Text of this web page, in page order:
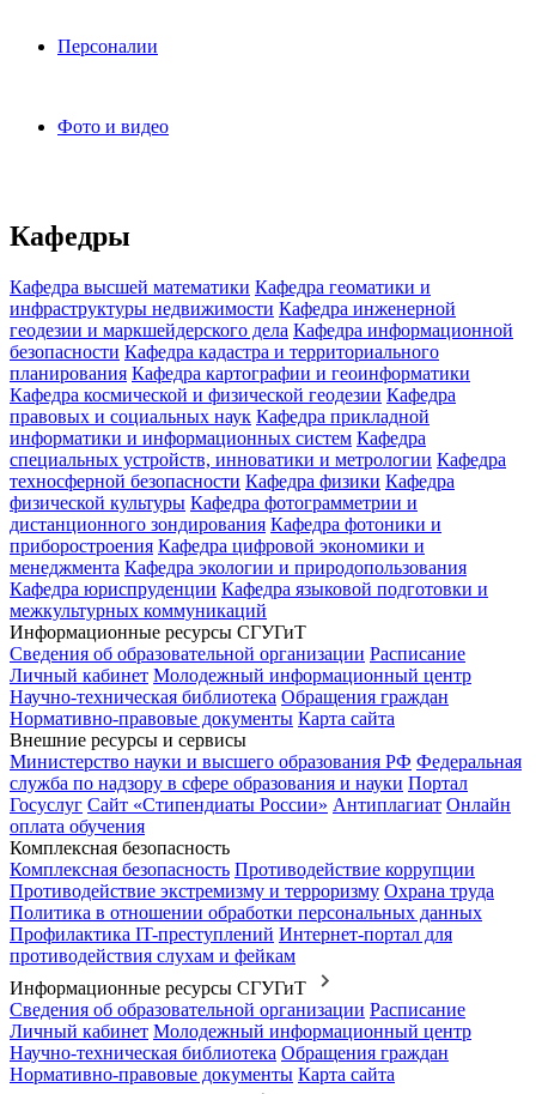
Персоналии
Фото и видео
Кафедры
Кафедра высшей математики Кафедра геоматики и
инфраструктуры недвижимости Кафедра инженерной
геодезии и маркшейдерского дела Кафедра информационной
безопасности Кафедра кадастра и территориального
планирования Кафедра картографии и геоинформатики
Кафедра космической и физической геодезии Кафедра
правовых и социальных наук Кафедра прикладной
информатики и информационных систем Кафедра
специальных устройств, инноватики и метрологии Кафедра
техносферной безопасности Кафедра физики Кафедра
физической культуры Кафедра фотограмметрии и
дистанционного зондирования Кафедра фотоники и
приборостроения Кафедра цифровой экономики и
менеджмента Кафедра экологии и природопользования
Кафедра юриспруденции Кафедра языковой подготовки и
межкультурных коммуникаций
Информационные ресурсы СГУГиТ
Сведения об образовательной организации Расписание
Личный кабинет Молодежный информационный центр
Научно-техническая библиотека Обращения граждан
Нормативно-правовые документы Карта сайта
Внешние ресурсы и сервисы
Министерство науки и высшего образования РФ Федеральная
служба по надзору в сфере образования и науки Портал
Госуслуг Сайт «Стипендиаты России» Антиплагиат Онлайн
оплата обучения
Комплексная безопасность
Комплексная безопасность Противодействие коррупции
Противодействие экстремизму и терроризму Охрана труда
Политика в отношении обработки персональных данных
Профилактика IT-преступлений Интернет-портал для
противодействия слухам и фейкам
Информационные ресурсы СГУГиТ
Сведения об образовательной организации Расписание
Личный кабинет Молодежный информационный центр
Научно-техническая библиотека Обращения граждан
Нормативно-правовые документы Карта сайта